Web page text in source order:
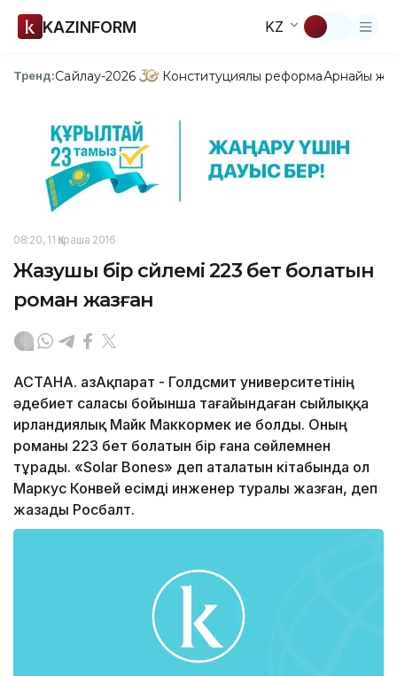
KAZINFORM KZ
Тренд:Сайлау-2026 Конституциялық реформаАрнайы
08:20, 11 Қараша 2016
Жазушы бір сөйлемі 223 бет болатын
роман жазған
АСТАНА. ҚазАқпарат - Голдсмит университетінің
әдебиет саласы бойынша тағайындаған сыйлыққа
ирландиялық Майк Маккормек ие болды. Оның
романы 223 бет болатын бір ғана сөйлемнен
тұрады. «Solar Bones» деп аталатын кітабында ол
Маркус Конвей есімді инженер туралы жазған, деп
жазады Росбалт.